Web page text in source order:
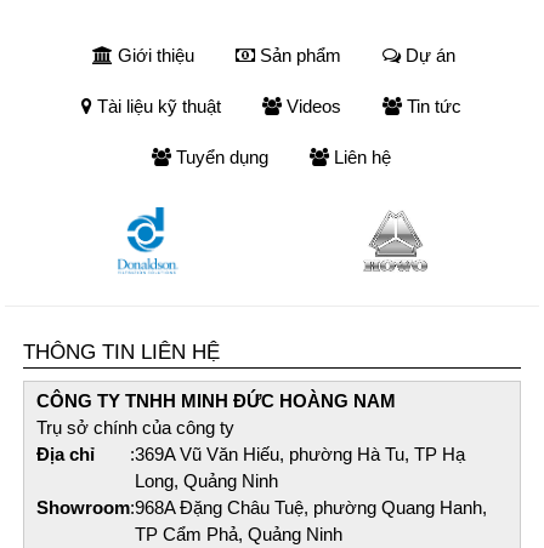
Giới thiệu Sản phẩm Dự án
Tài liệu kỹ thuật Videos Tin tức
Tuyển dụng Liên hệ
THÔNG TIN LIÊN HỆ
CÔNG TY TNHH MINH ĐỨC HOÀNG NAM​
Trụ sở chính của công ty
Địa chỉ
:369A Vũ Văn Hiếu, phường Hà Tu, TP Hạ
Long, Quảng Ninh
Showroom:968A Đặng Châu Tuệ, phường Quang Hanh,
TP Cẩm Phả, Quảng Ninh